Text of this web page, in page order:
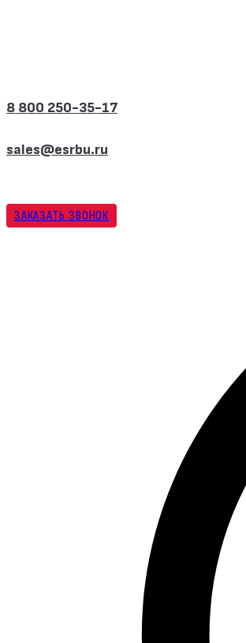
8 800 250-35-17
sales@esrbu.ru
ЗАКАЗАТЬ ЗВОНОК